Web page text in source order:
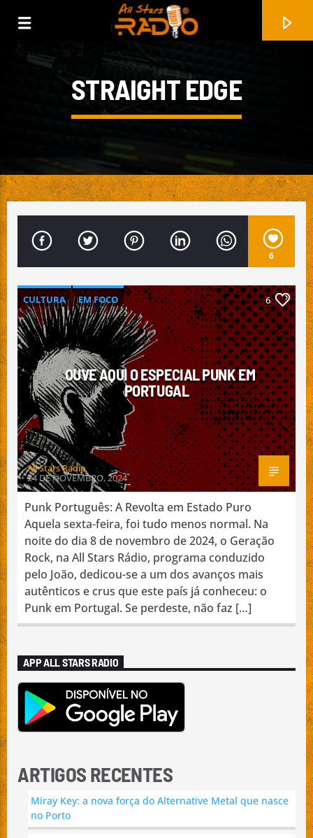
AFTERLIFE PT. 2
VELCROCRANES
Emissão da All Stars Radio
STRAIGHT EDGE
6
CULTURA
EM FOCO
ESPECIAL GERAÇÃO ROCK
MÚSICA
NACIONAL
6
OUVE AQUI O ESPECIAL PUNK EM
PORTUGAL
All Stars Radio
24 DE NOVEMBRO, 2024
Punk Português: A Revolta em Estado Puro
Aquela sexta-feira, foi tudo menos normal. Na
noite do dia 8 de novembro de 2024, o Geração
Rock, na All Stars Rádio, programa conduzido
pelo João, dedicou-se a um dos avanços mais
autênticos e crus que este país já conheceu: o
Punk em Portugal. Se perdeste, não faz […]
APP ALL STARS RADIO
ARTIGOS RECENTES
Miray Key: a nova força do Alternative Metal que nasce
no Porto